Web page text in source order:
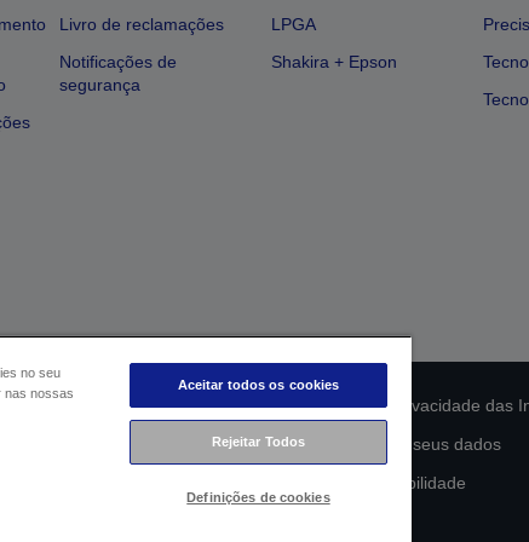
Livro de reclamações
Notificações de
segurança
LPGA
Shakira + Epson
da conformidade do produto Declaração de Privacidade das
Contacte-nos sobre os seus dados
Compromisso da Epson para com a acessibilidade
no seu
nas nossas
Aceitar todos os cookies
Rejeitar Todos
Definições de cookies